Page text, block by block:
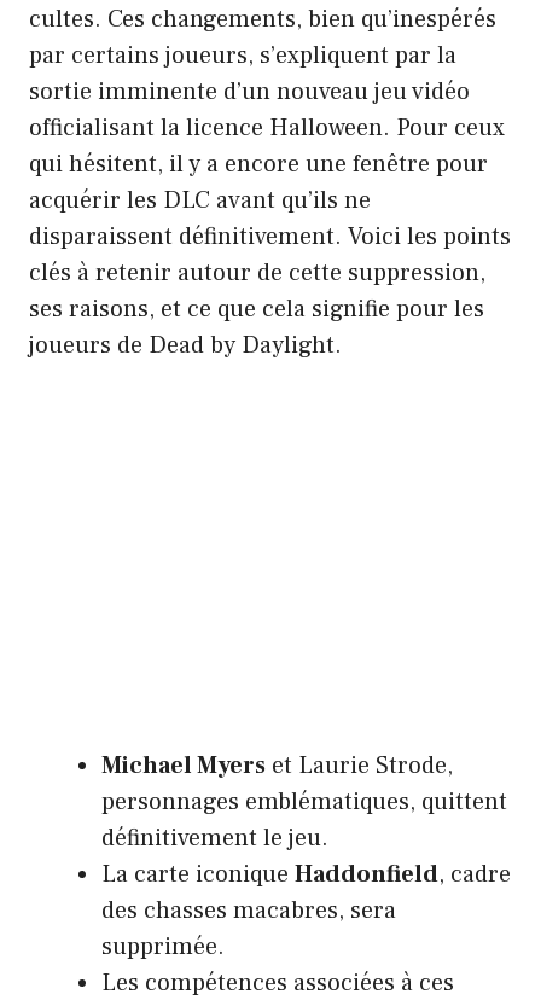
cultes. Ces changements, bien qu’inespérés
par certains joueurs, s’expliquent par la
sortie imminente d’un nouveau jeu vidéo
officialisant la licence Halloween. Pour ceux
qui hésitent, il y a encore une fenêtre pour
acquérir les DLC avant qu’ils ne
disparaissent définitivement. Voici les points
clés à retenir autour de cette suppression,
ses raisons, et ce que cela signifie pour les
joueurs de Dead by Daylight.
Michael Myers et Laurie Strode,
personnages emblématiques, quittent
définitivement le jeu.
La carte iconique Haddonfield, cadre
des chasses macabres, sera
supprimée.
Les compétences associées à ces